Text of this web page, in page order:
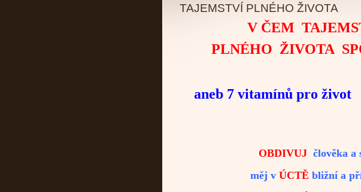
TAJEMSTVÍ PLNÉHO ŽIVOTA
V ČEM
PLNÉHO ŽIVOTA
aneb 7 vitamínů pro život
OBDIVUJčlověka a
měj v ÚCTĚ bližní a